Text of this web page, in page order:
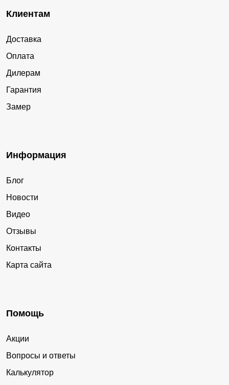
Клиентам
Доставка
Оплата
Дилерам
Гарантия
Замер
Информация
Блог
Новости
Видео
Отзывы
Контакты
Карта сайта
Помощь
Акции
Вопросы и ответы
Калькулятор